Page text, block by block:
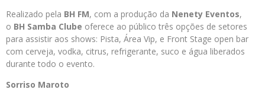
Realizado pela BH FM, com a produção da Nenety Eventos,
o BH Samba Clube oferece ao público três opções de setores
para assistir aos shows: Pista, Área Vip, e Front Stage open bar
com cerveja, vodka, citrus, refrigerante, suco e água liberados
durante todo o evento.
Sorriso Maroto